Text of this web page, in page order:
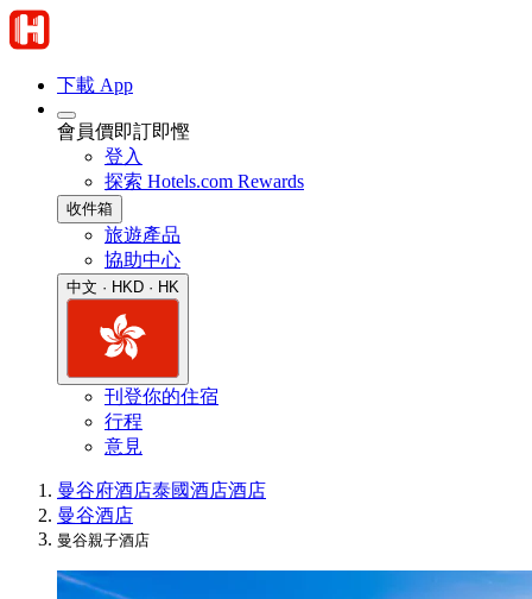
下載 App
會員價即訂即慳
登入
探索 Hotels.com Rewards
收件箱
旅遊產品
協助中心
中文 · HKD · HK
刊登你的住宿
行程
意見
曼谷府酒店泰國酒店酒店
曼谷酒店
曼谷親子酒店​